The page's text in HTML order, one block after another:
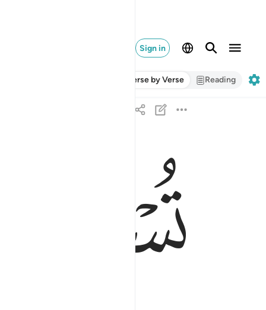
Sign in
Verse by Verse Reading
تُسْقَىٰ مِنْ عَيْنٍ ءَانِيَةٍۢ ٥
ﱽ